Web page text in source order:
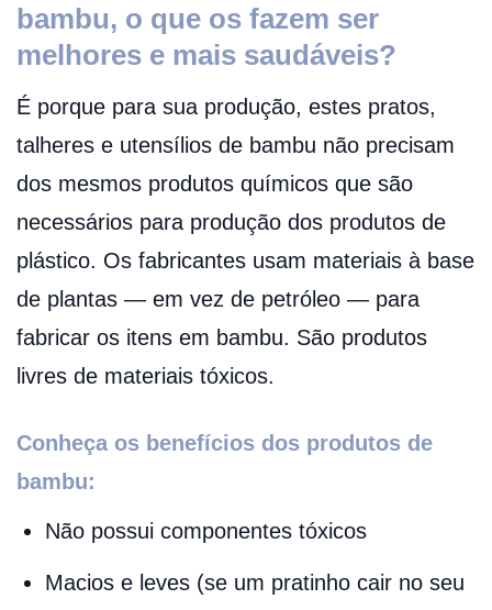
bambu, o que os fazem ser
melhores e mais saudáveis?
É porque para sua produção, estes pratos,
talheres e utensílios de bambu não precisam
dos mesmos produtos químicos que são
necessários para produção dos produtos de
plástico. Os fabricantes usam materiais à base
de plantas — em vez de petróleo — para
fabricar os itens em bambu. São produtos
livres de materiais tóxicos.
Conheça os benefícios dos produtos de
bambu:
Não possui componentes tóxicos
Macios e leves (se um pratinho cair no seu